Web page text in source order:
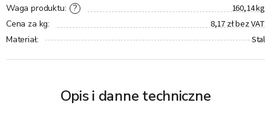
?
Waga produktu: 160,14 kg
Cena za kg: 8,17 zł bez VAT
Materiał: Stal
Opis i danne techniczne